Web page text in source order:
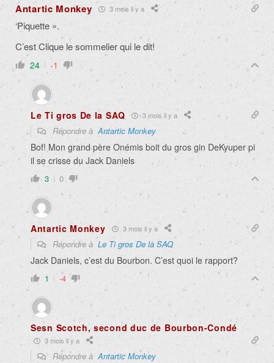
Antartic Monkey 3 mois il y a
‘Piquette ».
C’est Clique le sommelier qui le dit!
24 -1
Le Ti gros De la SAQ 3 mois il y a
Répondre àAntartic Monkey
Bof! Mon grand père Onémis boit du gros gin DeKyuper pi
il se crisse du Jack Daniels
3 0
Antartic Monkey 3 mois il y a
Répondre à Le Ti gros De la SAQ
Jack Daniels, c’est du Bourbon. C’est quoi le rapport?
1 -4
Sesn Scotch, second duc de Bourbon-Condé
3 mois il y a
Répondre àAntartic Monkey